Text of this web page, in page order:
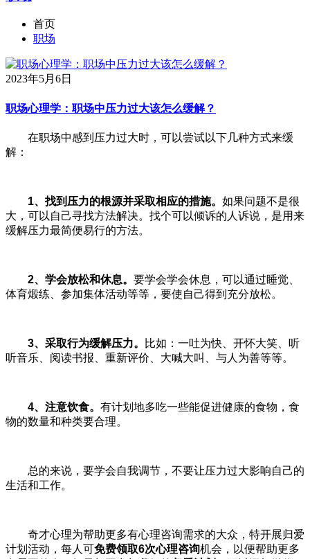
首页
职场
2023年5月6日
职场心理学：职场中压力过大该怎么缓解？
在职场中感到压力过大时，可以尝试以下几种方式来缓
解：
1、找到压力的根源并采取相应的措施。 如果问题不是很
大，可以自己寻找方法解决。找个可以倾诉的人诉说，是用来
缓解压力最简便易行的方法。
2、学会放松和休息。 要学会学会休息，可以通过睡觉、
体育煅练、参加集体活动等等，要使自己得到充分放松。
3、采取行为缓解压力。
比如：一吐为快、开怀大笑、听
听音乐、阅读书报、重新评价、大喊大叫、与人为善等等。
4、注意饮食。 有计划地多吃一些能促进健康的食物，食
物的数量和种类要合理。
总的来说，要学会自我调节，不要让压力过大影响自己的
生活和工作。
奇才心理为帮助更多有心理咨询需求的大众，特开展归爱
计划活动，每人可免费领取6次心理咨询机会，以便帮助更多